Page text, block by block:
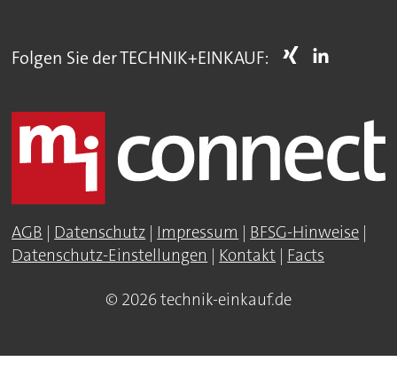
Folgen Sie der TECHNIK+EINKAUF:
AGB | Datenschutz | Impressum | BFSG-Hinweise |
Datenschutz-Einstellungen | Kontakt | Facts
© 2026 technik-einkauf.de